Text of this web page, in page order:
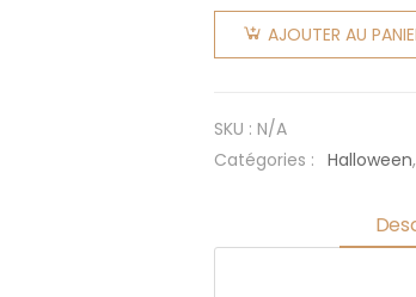
de Ange
AJOUTER AU
SKU : N/A
Catégories : Halloween,